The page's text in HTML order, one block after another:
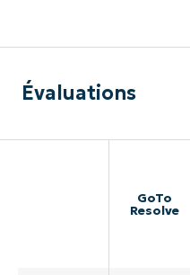
Évaluations
GoTo
Resolve